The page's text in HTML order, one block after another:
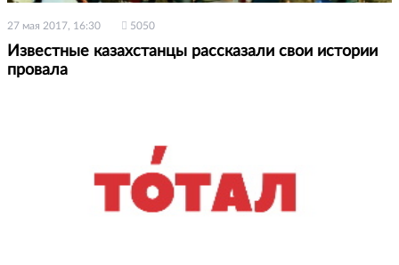
27 мая 2017, 16:30 5050
Известные казахстанцы рассказали свои истории
провала